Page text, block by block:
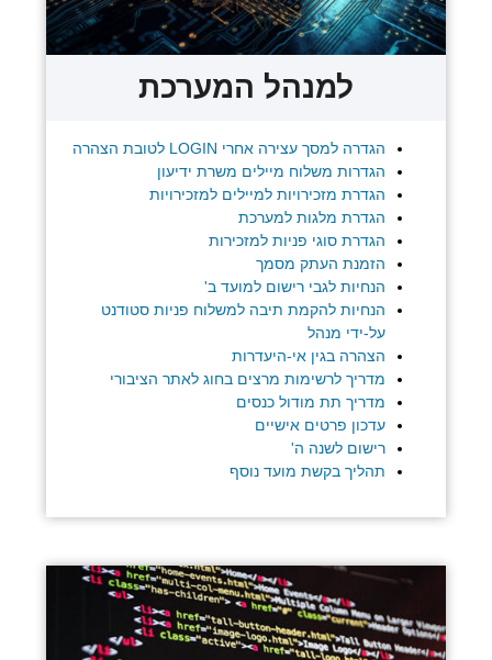
למנהל המערכת
הגדרה למסך עצירה אחרי LOGIN לטובת הצהרה
הגדרות משלוח מיילים משרת ידיעון
הגדרת מזכירויות למיילים למזכירויות
הגדרת מלגות למערכת
הגדרת סוגי פניות למזכירות
הזמנת העתק מסמך
הנחיות לגבי רישום למועד ב'
הנחיות להקמת תיבה למשלוח פניות סטודנט
על-ידי מנהל
הצהרה בגין אי-היעדרות
מדריך לרשימות מרצים בחוג לאתר הציבורי
מדריך תת מודול כנסים
עדכון פרטים אישיים
רישום לשנה ה'
תהליך בקשת מועד נוסף